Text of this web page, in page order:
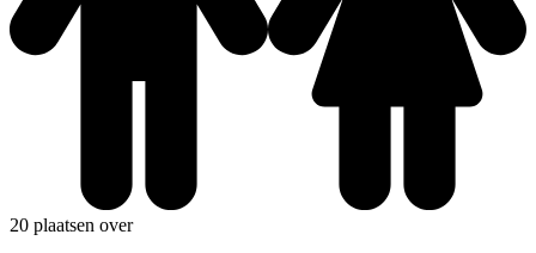
20 plaatsen over